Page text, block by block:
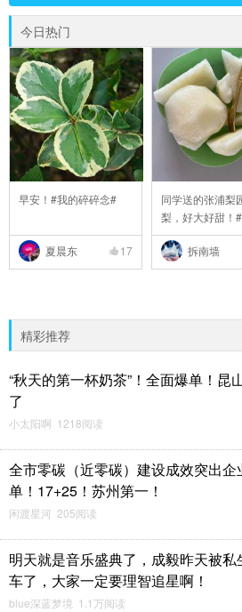
今日热门
早安！#我的碎碎念#
夏晨东 17
同学送的张浦梨
梨，好大好甜！
..
拆南墙
精彩推荐
“秋天的第一杯奶茶”！全面爆单！昆
了
小太阳啊 1218阅读
全市零碳（近零碳）建设成效突出企
单！17+25！苏州第一！
闲渡星河 205阅读
明天就是音乐盛典了，成毅昨天被私
车了，大家一定要理智追星啊！
blue深蓝梦境 1.1万阅读